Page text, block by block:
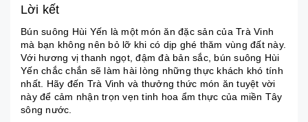
Lời kết
Bún suông Hùi Yến là một món ăn đặc sản của Trà Vinh
mà bạn không nên bỏ lỡ khi có dịp ghé thăm vùng đất này.
Với hương vị thanh ngọt, đậm đà bản sắc, bún suông Hùi
Yến chắc chắn sẽ làm hài lòng những thực khách khó tính
nhất. Hãy đến Trà Vinh và thưởng thức món ăn tuyệt vời
này để cảm nhận trọn vẹn tinh hoa ẩm thực của miền Tây
sông nước.